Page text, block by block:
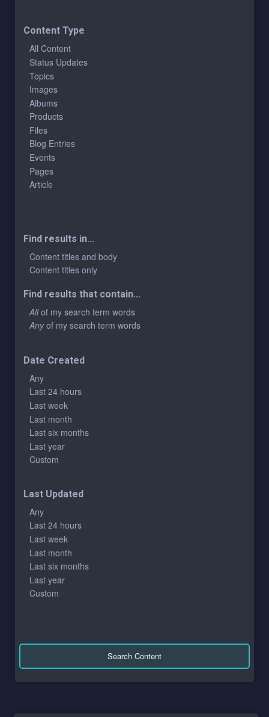
Content Type
All Content
Status Updates
Topics
Images
Albums
Products
Files
Blog Entries
Events
Pages
Article
Find results in...
Content titles and body
Content titles only
Find results that contain...
Allof my search term words
Anyof my search term words
Date Created
Any
Last 24 hours
Last week
Last month
Last six months
Last year
Custom
Last Updated
Any
Last 24 hours
Last week
Last month
Last six months
Last year
Custom
Search Content